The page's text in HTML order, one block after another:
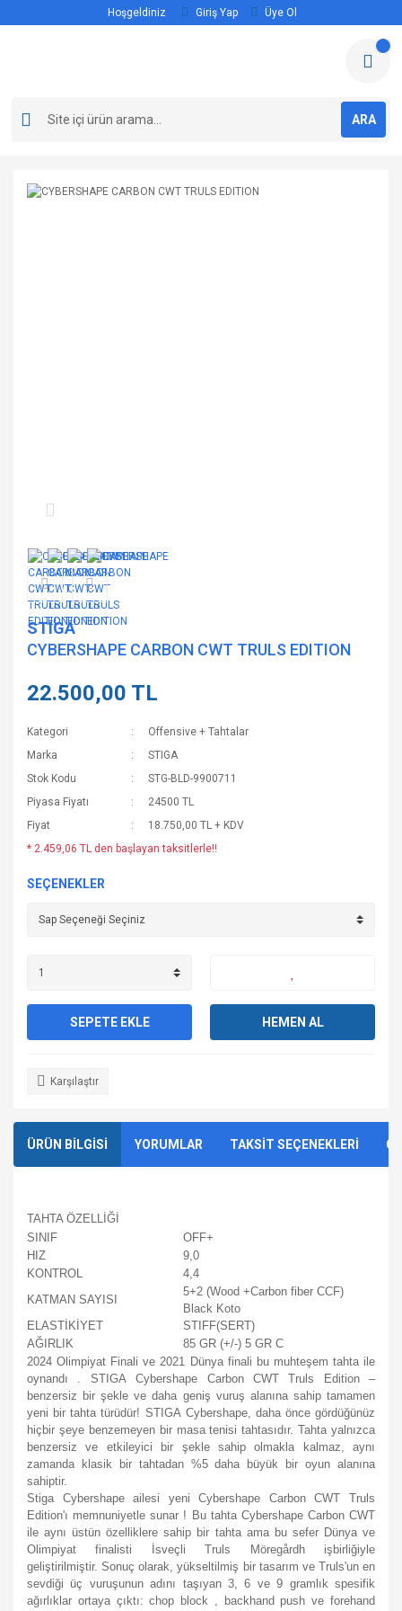
Hoşgeldiniz Giriş Yap Üye Ol
ARA
STIGA
CYBERSHAPE CARBON CWT TRULS EDITION
22.500,00 TL
Kategori
Offensive + Tahtalar
Marka
STIGA
Stok Kodu
STG-BLD-9900711
Piyasa Fiyatı
24500 TL
Fiyat
18.750,00 TL + KDV
* 2.459,06 TL den başlayan taksitlerle!!
SEÇENEKLER
SEPETE EKLE HEMEN AL
Karşılaştır
ÜRÜN BİLGİSİ YORUMLAR TAKSİT SEÇENEKLERİ
TAHTA ÖZELLİĞİ
SINIF
OFF+
HIZ
9,0
KONTROL
4,4
KATMAN SAYISI
5+2 (Wood +Carbon fiber CCF)
Black Koto
ELASTİKİYET
STIFF(SERT)
AĞIRLIK
85 GR (+/-) 5 GR C
2024 Olimpiyat Finali ve 2021 Dünya finali bu muhteşem tahta ile
oynandı . STIGACybershape Carbon CWT Truls Edition –
benzersiz bir şekle ve daha geniş vuruş alanına sahip tamamen
yeni bir tahta türüdür! STIGA Cybershape, daha önce gördüğünüz
hiçbir şeye benzemeyen bir masa tenisi tahtasıdır.Tahta yalnızca
benzersiz ve etkileyici bir şekle sahip olmakla kalmaz, aynı
zamanda klasik bir tahtadan %5 daha büyük bir oyun alanına
sahiptir.
Stiga Cybershape ailesi yeni Cybershape Carbon CWT Truls
Edition'ı memnuniyetle sunar ! Bu tahta Cybershape Carbon CWT
ile aynı üstün özelliklere sahip bir tahta ama bu sefer Dünya ve
Olimpiyat finalisti İsveçli Truls Möregårdh işbirliğiyle
geliştirilmiştir. Sonuç olarak, yükseltilmiş bir tasarım ve Truls'un en
sevdiği üç vuruşunun adını taşıyan 3, 6 ve 9 gramlık spesifik
ağırlıklar ortaya çıktı: chop block , backhand push ve forehand